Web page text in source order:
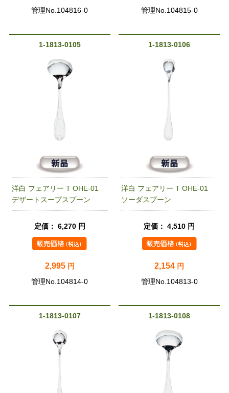
管理No.104816-0 管理No.104815-0
1-1813-0105
洋白 フェアリー T OHE-01
デザートスープスプーン
定価： 6,270 円
2,995 円
管理No.104814-0
1-1813-0106
洋白 フェアリー T OHE-01
ソーダスプーン
定価： 4,510 円
2,154 円
管理No.104813-0
1-1813-0107 1-1813-0108